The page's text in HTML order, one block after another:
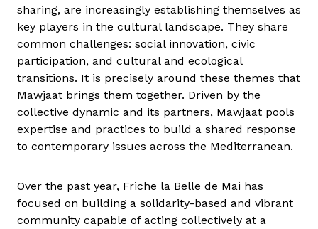
sharing, are increasingly establishing themselves as
key players in the cultural landscape. They share
common challenges: social innovation, civic
participation, and cultural and ecological
transitions. It is precisely around these themes that
Mawjaat brings them together. Driven by the
collective dynamic and its partners, Mawjaat pools
expertise and practices to build a shared response
to contemporary issues across the Mediterranean.
Over the past year, Friche la Belle de Mai has
focused on building a solidarity-based and vibrant
community capable of acting collectively at a